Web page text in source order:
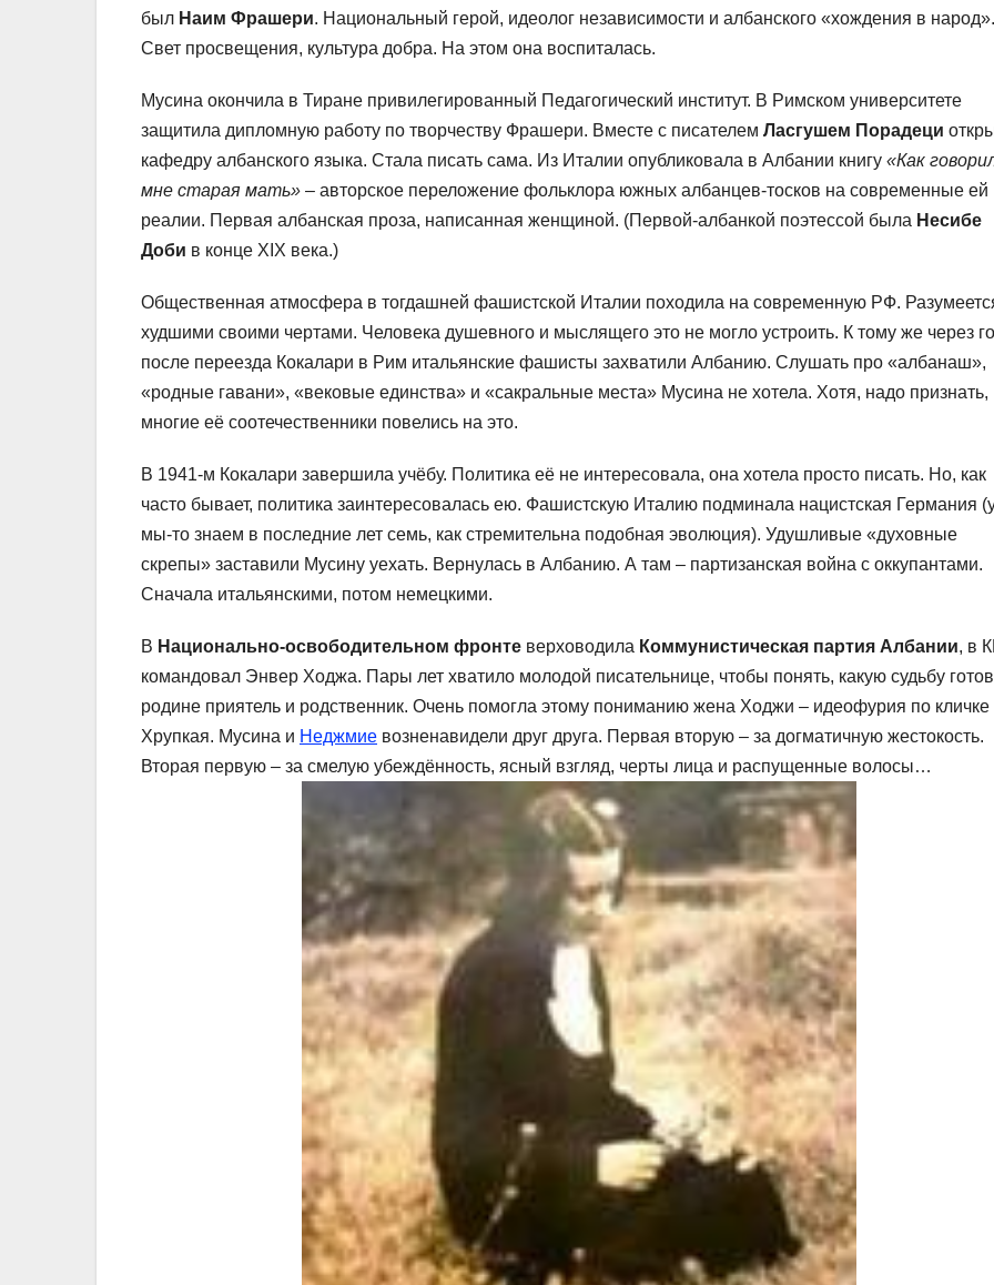
был Наим Фрашери. Национальный герой, идеолог независимости и албанского «хождения в народ».
Свет просвещения, культура добра. На этом она воспиталась.
Мусина окончила в Тиране привилегированный Педагогический институт. В Римском университете
защитила дипломную работу по творчеству Фрашери. Вместе с писателем Ласгушем Порадеци
кафедру албанского языка. Стала писать сама. Из Италии опубликовала в Албании книгу «Как
мне старая мать» – авторское переложение фольклора южных албанцев-тосков на современные ей
реалии. Первая албанская проза, написанная женщиной. (Первой-албанкой поэтессой была Несибе
Доби в конце XIX века.)
Общественная атмосфера в тогдашней фашистской Италии походила на современную РФ.
худшими своими чертами. Человека душевного и мыслящего это не могло устроить. К тому же через
после переезда Кокалари в Рим итальянские фашисты захватили Албанию. Слушать про «албанаш»,
«родные гавани», «вековые единства» и «сакральные места» Мусина не хотела. Хотя, надо признать,
многие её соотечественники повелись на это.
В 1941-м Кокалари завершила учёбу. Политика её не интересовала, она хотела просто писать. Но, как
часто бывает, политика заинтересовалась ею. Фашистскую Италию подминала нацистская Германия
мы-то знаем в последние лет семь, как стремительна подобная эволюция). Удушливые «духовные
скрепы» заставили Мусину уехать. Вернулась в Албанию. А там – партизанская война с оккупантами.
Сначала итальянскими, потом немецкими.
В Национально-освободительном фронте верховодила Коммунистическая партия Албании, в
командовал Энвер Ходжа. Пары лет хватило молодой писательнице, чтобы понять, какую судьбу
родине приятель и родственник. Очень помогла этому пониманию жена Ходжи – идеофурия по кличке
Хрупкая. Мусина и Неджмие возненавидели друг друга. Первая вторую – за догматичную жестокость.
Вторая первую – за смелую убеждённость, ясный взгляд, черты лица и распущенные волосы…